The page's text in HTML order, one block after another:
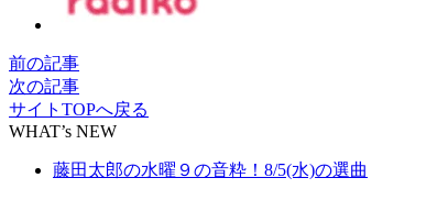
前の記事
次の記事
サイトTOPへ戻る
WHAT’s NEW
藤田太郎の水曜９の音粋！8/5(水)の選曲